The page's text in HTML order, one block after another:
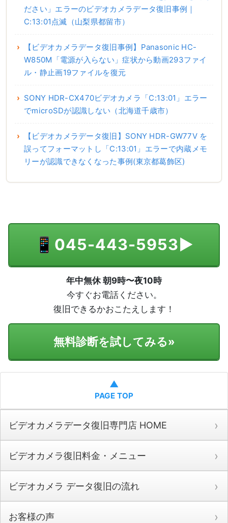
ださい」エラーのビデオカメラデータ復旧事例｜
C:13:01点滅（山梨県都留市）
【ビデオカメラデータ復旧事例】Panasonic HC-
W850M「電源が入らない」症状から動画293ファイ
ル・静止画19ファイルを復元
SONY HDR-CX470ビデオカメラ「C:13:01」エラー
でmicroSDが認識しない（北海道千歳市）
【ビデオカメラデータ復旧】SONY HDR-GW77V を
誤ってフォーマットし「C:13:01」エラーで内蔵メモ
リーが認識できなくなった事例(東京都葛飾区)
📱 045-443-5953▶
年中無休 朝9時〜夜10時
今すぐお電話ください。
復旧できるかおこたえします！
無料診断を試してみる»
▲
PAGE TOP
ビデオカメラデータ復旧専門店 HOME
ビデオカメラ復旧料金・メニュー
ビデオカメラ データ復旧の流れ
お客様の声